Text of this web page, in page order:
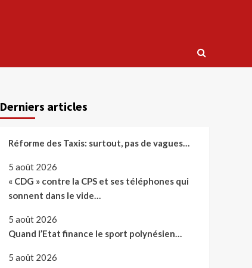
Derniers articles
Réforme des Taxis: surtout, pas de vagues…
5 août 2026
« CDG » contre la CPS et ses téléphones qui
sonnent dans le vide…
5 août 2026
Quand l’Etat finance le sport polynésien…
5 août 2026